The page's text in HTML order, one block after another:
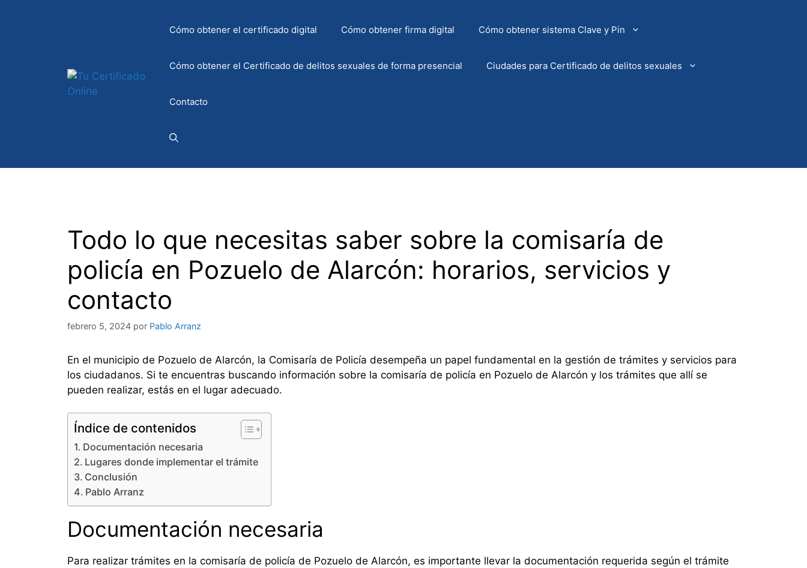
Cómo obtener el certificado digital Cómo obtener firma digital Cómo obtener sistema Clave y Pin
Cómo obtener el Certificado de delitos sexuales de forma presencial Ciudades para Certificado de delitos sexuales
Contacto
Todo lo que necesitas saber sobre la comisaría de
policía en Pozuelo de Alarcón: horarios, servicios y
contacto
febrero 5, 2024 por Pablo Arranz
En el municipio de Pozuelo de Alarcón, la Comisaría de Policía desempeña un papel fundamental en la gestión de trámites y servicios para
los ciudadanos. Si te encuentras buscando información sobre la comisaría de policía en Pozuelo de Alarcón y los trámites que allí se
pueden realizar, estás en el lugar adecuado.
Índice de contenidos
Documentación necesaria
Lugares donde implementar el trámite
Conclusión
Pablo Arranz
Documentación necesaria
Para realizar trámites en la comisaría de policía de Pozuelo de Alarcón, es importante llevar la documentación requerida según el trámite